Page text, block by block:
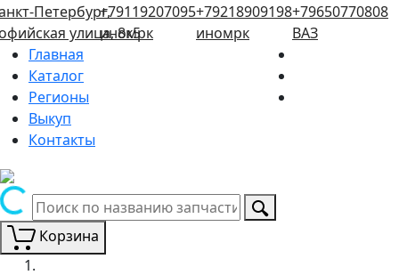
Петербург,
улица, 8к5
+79119207095
иномрк
+79218909198
иномрк
+79650770808
ВАЗ
Главная
Каталог
Регионы
Выкуп
Контакты
Корзина